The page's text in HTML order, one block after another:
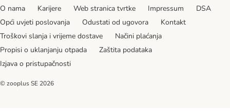
O nama Karijere Web stranica tvrtke Impressum
DSA
Opći uvjeti poslovanja
Odustati od ugovora
Kontakt
Troškovi slanja i vrijeme dostave
Načini plaćanja
Propisi o uklanjanju otpada
Zaštita podataka
Izjava o pristupačnosti
© zooplus SE 2026